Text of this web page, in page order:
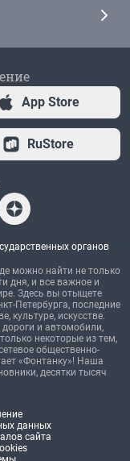
App Store
RuStore
органов
можно найти не только
дня, и все важное и
Здесь вы отыщете
Петербурга, последние
культуре, искусстве.
и автомобили,
некоторые из тем,
общественно-
«Фонтанку»! Наша
десятки тысяч
данных
сайта